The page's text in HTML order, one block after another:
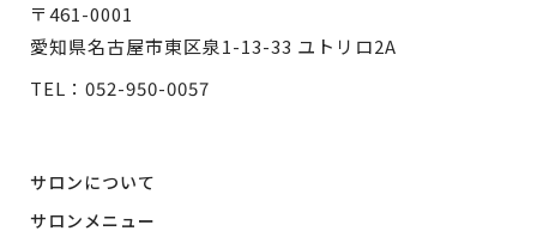
〒461-0001
愛知県名古屋市東区泉1-13-33 ユトリロ2A
TEL： 052-950-0057
サロンについて
サロンメニュー